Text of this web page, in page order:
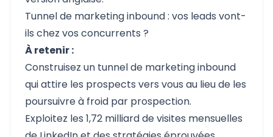
Tunnel de marketing inbound : vos leads vont-
ils chez vos concurrents ?
À retenir :
Construisez un tunnel de marketing inbound
qui attire les prospects vers vous au lieu de les
poursuivre à froid par prospection.
Exploitez les 1,72 milliard de visites mensuelles